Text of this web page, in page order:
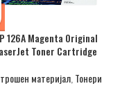
126A Magenta Original
Toner Cartridge
материјал, Тонери